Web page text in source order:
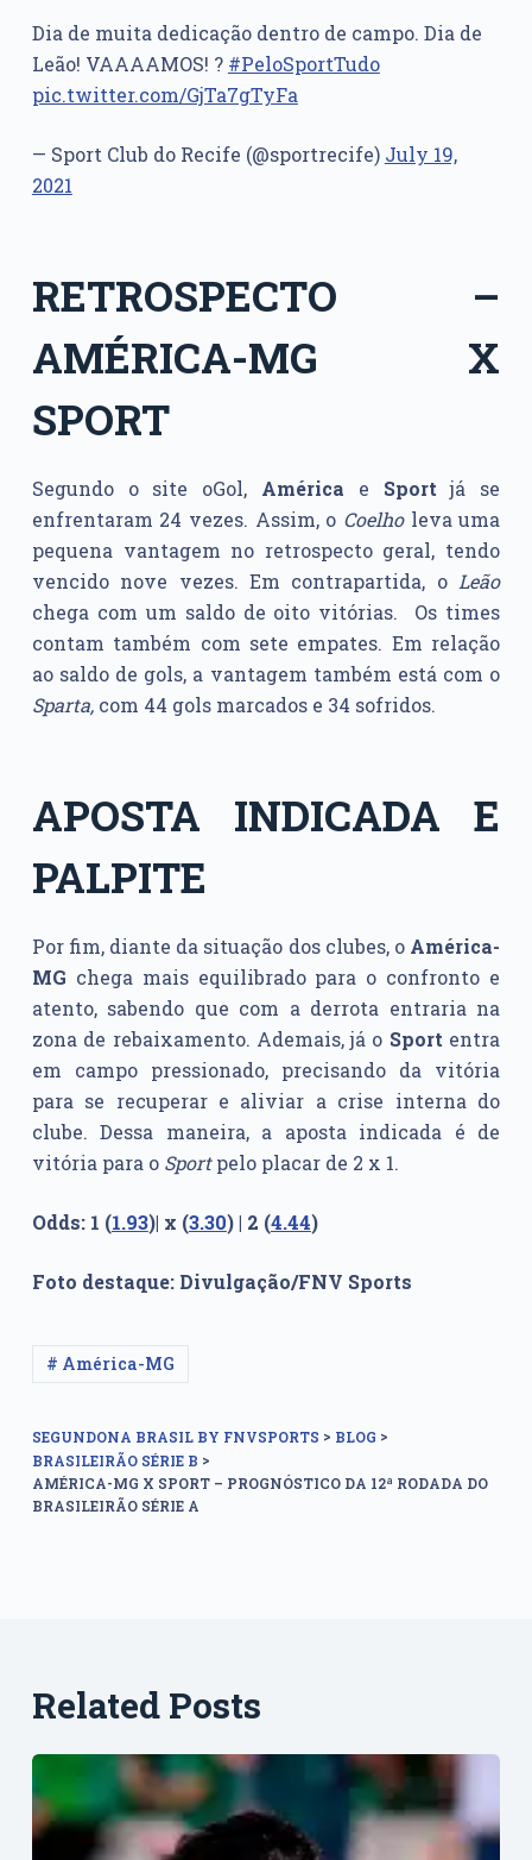
Dia de muita dedicação dentro de campo. Dia de
Leão! VAAAAMOS! ? #PeloSportTudo
pic.twitter.com/GjTa7gTyFa
— Sport Club do Recife (@sportrecife) July 19,
2021
RETROSPECTO –
AMÉRICA-MG X
SPORT
Segundo o site oGol, América e Sportjá se
enfrentaram 24 vezes. Assim, o Coelholeva uma
pequena vantagem no retrospecto geral, tendo
vencido nove vezes. Em contrapartida, oLeão
chega com um saldo de oito vitórias. Os times
contam também com sete empates. Em relação
ao saldo de gols, a vantagem também está com o
Sparta, com 44 gols marcados e 34 sofridos.
APOSTA INDICADA E
PALPITE
Por fim, diante da situação dos clubes, o América-
MG chega mais equilibrado para o confronto e
atento, sabendo que com a derrota entraria na
zona de rebaixamento. Ademais, já o Sportentra
em campo pressionado, precisando da vitória
para se recuperar e aliviar a crise interna do
clube. Dessa maneira, a aposta indicada é de
vitória para o Sportpelo placar de 2 x 1.
Odds: 1 (1.93)| x (3.30) | 2 (4.44)
Foto destaque: Divulgação/FNV Sports
# América-MG
SEGUNDONA BRASIL BY FNVSPORTS > BLOG >
BRASILEIRÃO SÉRIE B >
AMÉRICA-MG X SPORT – PROGNÓSTICO DA 12ª RODADA DO
BRASILEIRÃO SÉRIE A
Related Posts